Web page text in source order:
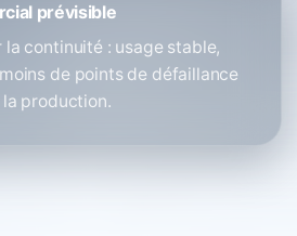
prévisible
la continuité : usage stable,
de points de défaillance
production.